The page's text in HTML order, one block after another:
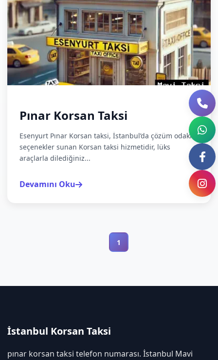
Pınar Korsan Taksi
Esenyurt Pınar Korsan taksi, İstanbul’da çözüm odaklı
seçenekler sunan Korsan taksi hizmetidir, lüks
araçlarla dilediğiniz...
Devamını Oku
1
İstanbul Korsan Taksi
pınar korsan taksi telefon numarası. İstanbul Mavi